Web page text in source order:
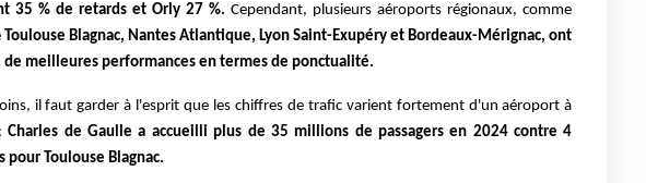
35 % de retards et Orly 27 %. Cependant, plusieurs aéroports régionaux, comme
Toulouse Blagnac, Nantes Atlantique, Lyon Saint-Exupéry et Bordeaux-Mérignac, ont
de meilleures performances en termes de ponctualité.
il faut garder à l'esprit que les chiffres de trafic varient fortement d'un aéroport à
:Charles de Gaulle a accueilli plus de 35 millions de passagers en 2024 contre 4
pour Toulouse Blagnac.